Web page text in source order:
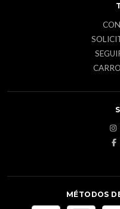
MÉTODOS